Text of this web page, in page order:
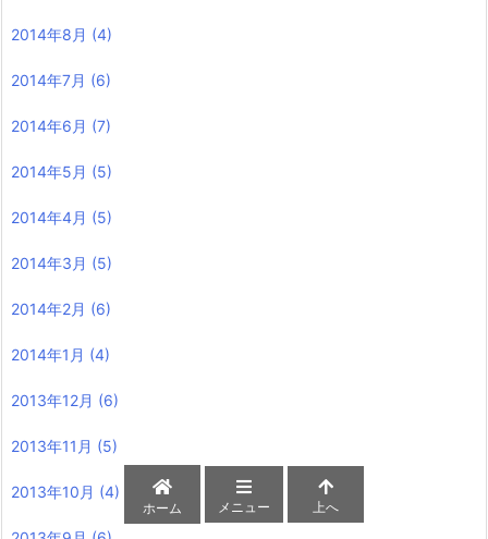
2014年8月 (4)
2014年7月 (6)
2014年6月 (7)
2014年5月 (5)
2014年4月 (5)
2014年3月 (5)
2014年2月 (6)
2014年1月 (4)
2013年12月 (6)
2013年11月 (5)
2013年10月 (4)
ホーム メニュー 上へ